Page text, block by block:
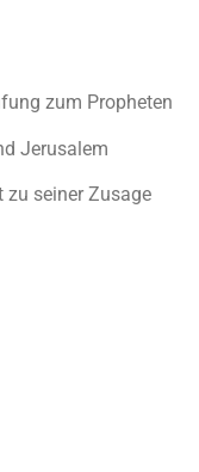
zum Propheten
Jerusalem
zu seiner Zusage